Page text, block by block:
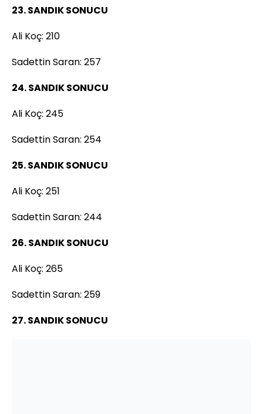
23. SANDIK SONUCU
Ali Koç: 210
Sadettin Saran: 257
24. SANDIK SONUCU
Ali Koç: 245
Sadettin Saran: 254
25. SANDIK SONUCU
Ali Koç: 251
Sadettin Saran: 244
26. SANDIK SONUCU
Ali Koç: 265
Sadettin Saran: 259
27. SANDIK SONUCU